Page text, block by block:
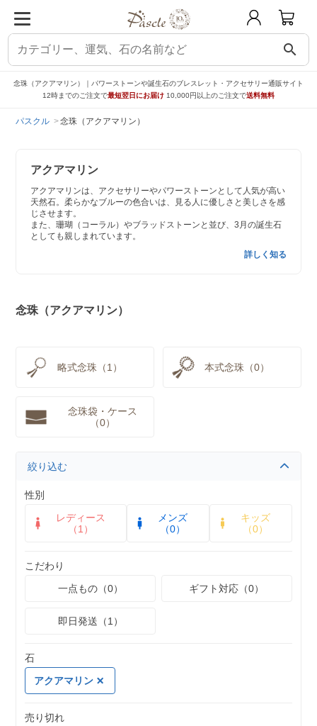
search
念珠（アクアマリン）｜パワーストーンや誕生石のブレスレット・アクセサリー通販サイト
12時までのご注文で最短翌日にお届け 10,000円以上のご注文で送料無料
パスクル 念珠（アクアマリン）
アクアマリン
アクアマリンは、アクセサリーやパワーストーンとして人気が高い
天然石。柔らかなブルーの色合いは、見る人に優しさと美しさを感
じさせます。
また、珊瑚（コーラル）やブラッドストーンと並び、3月の誕生石
としても親しまれています。
詳しく知る
念珠（アクアマリン）
略式念珠（1） 本式念珠（0）
念珠袋・ケース
（0）
絞り込む
性別
レディース
（1）
メンズ
（0）
キッズ
（0）
こだわり
一点もの（0）
ギフト対応（0）
即日発送（1）
石
アクアマリン
売り切れ